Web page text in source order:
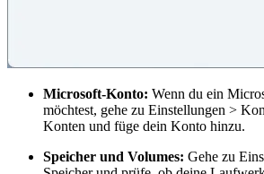
Microsoft-Konto: Wenn du ein
möchtest, gehe zu Einstellungen >
Konten und füge dein Konto hinzu.
Speicher und Volumes: Gehe zu